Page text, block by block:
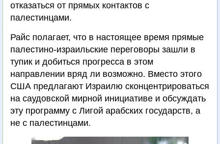
отказаться от прямых контактов с
палестинцами.
Райс полагает, что в настоящее время прямые
палестино-израильские переговоры зашли в
тупик и добиться прогресса в этом
направлении вряд ли возможно. Вместо этого
США предлагают Израилю сконцентрироваться
на саудовской мирной инициативе и обсуждать
эту программу с Лигой арабских государств, а
не с палестинцами.